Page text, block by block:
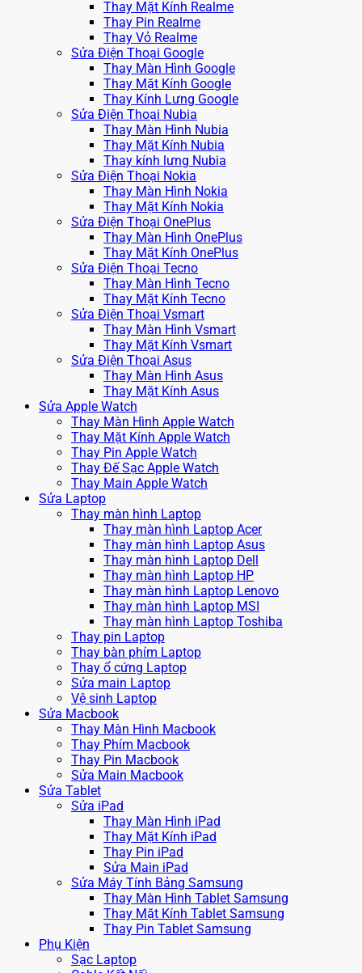
Thay Mặt Kính Realme
Thay Pin Realme
Thay Vỏ Realme
Sửa Điện Thoại Google
Thay Màn Hình Google
Thay Mặt Kính Google
Thay Kính Lưng Google
Sửa Điện Thoại Nubia
Thay Màn Hình Nubia
Thay Mặt Kính Nubia
Thay kính lưng Nubia
Sửa Điện Thoại Nokia
Thay Màn Hình Nokia
Thay Mặt Kính Nokia
Sửa Điện Thoại OnePlus
Thay Màn Hình OnePlus
Thay Mặt Kính OnePlus
Sửa Điện Thoại Tecno
Thay Màn Hình Tecno
Thay Mặt Kính Tecno
Sửa Điện Thoại Vsmart
Thay Màn Hình Vsmart
Thay Mặt Kính Vsmart
Sửa Điện Thoại Asus
Thay Màn Hình Asus
Thay Mặt Kính Asus
Sửa Apple Watch
Thay Màn Hình Apple Watch
Thay Mặt Kính Apple Watch
Thay Pin Apple Watch
Thay Đế Sạc Apple Watch
Thay Main Apple Watch
Sửa Laptop
Thay màn hình Laptop
Thay màn hình Laptop Acer
Thay màn hình Laptop Asus
Thay màn hình Laptop Dell
Thay màn hình Laptop HP
Thay màn hình Laptop Lenovo
Thay màn hình Laptop MSI
Thay màn hình Laptop Toshiba
Thay pin Laptop
Thay bàn phím Laptop
Thay ổ cứng Laptop
Sửa main Laptop
Vệ sinh Laptop
Sửa Macbook
Thay Màn Hình Macbook
Thay Phím Macbook
Thay Pin Macbook
Sửa Main Macbook
Sửa Tablet
Sửa iPad
Thay Màn Hình iPad
Thay Mặt Kính iPad
Thay Pin iPad
Sửa Main iPad
Sửa Máy Tính Bảng Samsung
Thay Màn Hình Tablet Samsung
Thay Mặt Kính Tablet Samsung
Thay Pin Tablet Samsung
Phụ Kiện
Sạc Laptop